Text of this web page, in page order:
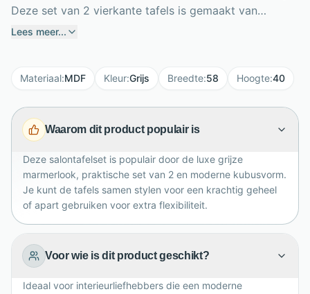
Deze set van 2 vierkante tafels is gemaakt van
onderhoudsvriendelijk MDF en afgewerkt met
kleinere tafel ca. 50 x 50 x 33 cm, waardoor je ze
kubusvorm benadrukt het luxe marmerpatroon en
zorgt voor een eigentijds loungegevoel. Dankzij de
holle binnenkant zijn de tafels bovendien makkelijk te
verplaatsen en flexibel in gebruik.
Lees meer...
Materiaal:MDF Kleur:Grijs Breedte:58 Hoogte:40
Waarom dit product populair is
Deze salontafelset is populair door de luxe grijze
marmerlook, praktische set van 2 en moderne kubusvorm.
Je kunt de tafels samen stylen voor een krachtig geheel
of apart gebruiken voor extra flexibiliteit.
Voor wie is dit product geschikt?
Ideaal voor interieurliefhebbers die een moderne